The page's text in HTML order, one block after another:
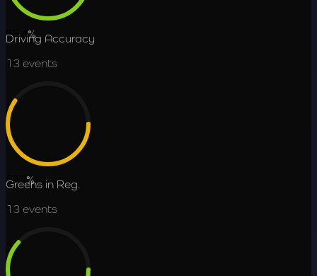
65.4%
Driving Accuracy
13 events
59.7%
Greens in Reg.
13 events